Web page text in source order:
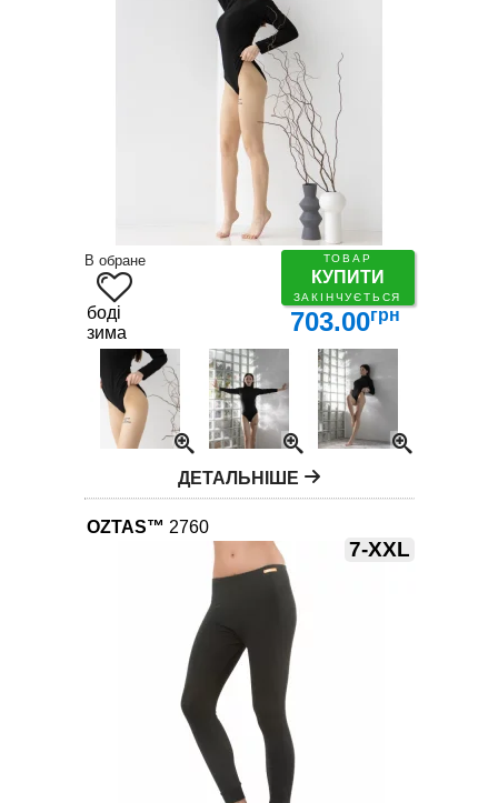
В обране ТОВАР
КУПИТИ
ЗАКІНЧУЄТЬСЯ
боді
зима
703.00грн
ДЕТАЛЬНІШЕ
OZTAS™ 2760
7-XXL